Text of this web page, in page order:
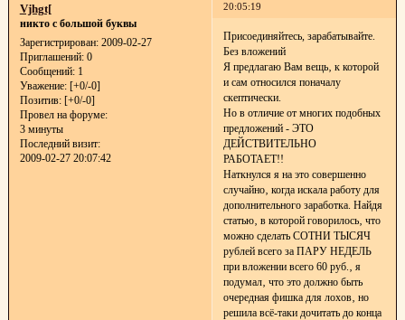
20:05:19
Vjhgt[
никто с большой буквы
Зарегистрирован: 2009-02-27
Приглашений:0
Сообщений:1
Уважение: [+0/-0]
Позитив: [+0/-0]
Провел на форуме:
3 минуты
Последний визит:
2009-02-27 20:07:42
Присоединяйтесь, зарабатывайте.
Без вложений
Я предлагаю Вам вещь‚ к которой
и сам относился поначалу
скептически.
Но в отличие от многих подобных
предложений - ЭТО
ДЕЙСТВИТЕЛЬНО
РАБОТАЕТ!!
Наткнулся я на это совершенно
случайно‚ когда искала работу для
дополнительного заработка. Найдя
статью‚ в которой говорилось‚ что
можно сделать СОТНИ ТЫСЯЧ
рублей всего за ПАРУ НЕДЕЛЬ
при вложении всего 60 руб.‚ я
подумал‚ что это должно быть
очередная фишка для лохов‚ но
решила всё-таки дочитать до конца